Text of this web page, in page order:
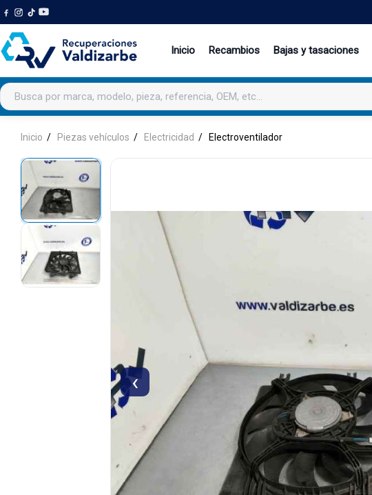
Inicio Recambios Bajas y tasaciones
Buscar productos
Inicio Piezas vehículos Electricidad Electroventilador
‹